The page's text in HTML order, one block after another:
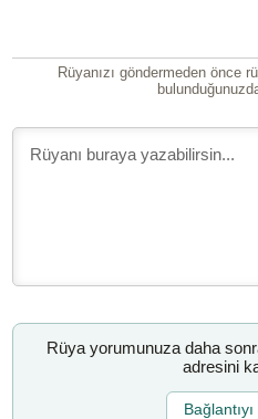
Rüyanızı göndermeden önce
Rüya yorumunuza daha
adresini